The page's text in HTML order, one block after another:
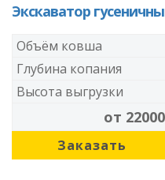
Экскаватор
Объём ковша
Глубина копания
Высота выгрузки
от
Заказать